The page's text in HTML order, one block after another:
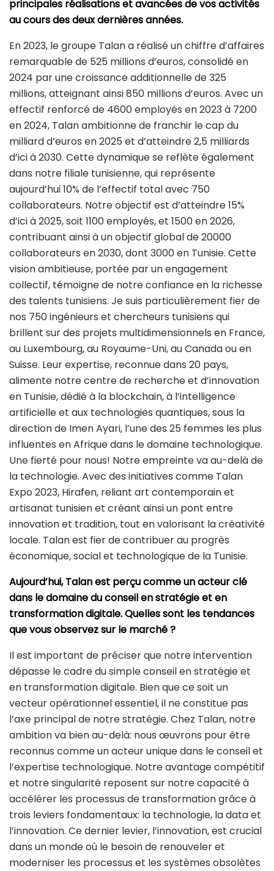
principales réalisations et avancées de vos activités
au cours des deux dernières années.
En 2023, le groupe Talan a réalisé un chiffre d’affaires
remarquable de 525 millions d’euros, consolidé en
2024 par une croissance additionnelle de 325
millions, atteignant ainsi 850 millions d’euros. Avec un
effectif renforcé de 4600 employés en 2023 à 7200
en 2024, Talan ambitionne de franchir le cap du
milliard d’euros en 2025 et d’atteindre 2,5 milliards
d’ici à 2030. Cette dynamique se reflète également
dans notre filiale tunisienne, qui représente
aujourd’hui 10% de l’effectif total avec 750
collaborateurs. Notre objectif est d’atteindre 15%
d’ici à 2025, soit 1100 employés, et 1500 en 2026,
contribuant ainsi à un objectif global de 20000
collaborateurs en 2030, dont 3000 en Tunisie. Cette
vision ambitieuse, portée par un engagement
collectif, témoigne de notre confiance en la richesse
des talents tunisiens. Je suis particulièrement fier de
nos 750 ingénieurs et chercheurs tunisiens qui
brillent sur des projets multidimensionnels en France,
au Luxembourg, au Royaume-Uni, au Canada ou en
Suisse. Leur expertise, reconnue dans 20 pays,
alimente notre centre de recherche et d’innovation
en Tunisie, dédié à la blockchain, à l’intelligence
artificielle et aux technologies quantiques, sous la
direction de Imen Ayari, l’une des 25 femmes les plus
influentes en Afrique dans le domaine technologique.
Une fierté pour nous! Notre empreinte va au-delà de
la technologie. Avec des initiatives comme Talan
Expo 2023, Hirafen, reliant art contemporain et
artisanat tunisien et créant ainsi un pont entre
innovation et tradition, tout en valorisant la créativité
locale. Talan est fier de contribuer au progrès
économique, social et technologique de la Tunisie.
Aujourd’hui, Talan est perçu comme un acteur clé
dans le domaine du conseil en stratégie et en
transformation digitale. Quelles sont les tendances
que vous observez sur le marché ?
Il est important de préciser que notre intervention
dépasse le cadre du simple conseil en stratégie et
en transformation digitale. Bien que ce soit un
vecteur opérationnel essentiel, il ne constitue pas
l’axe principal de notre stratégie. Chez Talan, notre
ambition va bien au-delà: nous œuvrons pour être
reconnus comme un acteur unique dans le conseil et
l’expertise technologique. Notre avantage compétitif
et notre singularité reposent sur notre capacité à
accélérer les processus de transformation grâce à
trois leviers fondamentaux: la technologie, la data et
l’innovation. Ce dernier levier, l’innovation, est crucial
dans un monde où le besoin de renouveler et
moderniser les processus et les systèmes obsolètes